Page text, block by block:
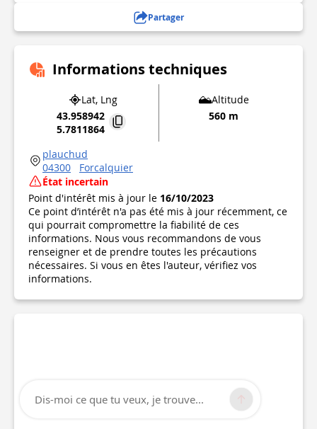
Partager
Informations techniques
Lat, Lng
43.958942
5.7811864
Altitude
560 m
plauchud
04300
Forcalquier
État incertain
Point d'intérêt mis à jour le 16/10/2023
Ce point d’intérêt n'a pas été mis à jour récemment, ce
qui pourrait compromettre la fiabilité de ces
informations. Nous vous recommandons de vous
renseigner et de prendre toutes les précautions
nécessaires. Si vous en êtes l'auteur, vérifiez vos
informations.
Dis-moi ce que tu veux, je trouve...